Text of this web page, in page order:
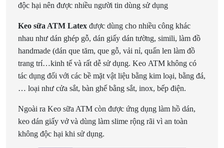
độc hại nên được nhiều người tin dùng sử dụng
Keo sữa ATM Latex được dùng cho nhiều công khác
nhau như dán ghép gỗ, dán giấy dán tường, simili, làm đồ
handmade (dán que tăm, que gỗ, vải nỉ, quấn len làm đồ
trang trí…kinh tế và rất dễ sử dụng. Keo ATM không có
tác dụng đối với các bề mặt vật liệu bằng kim loại, bằng đá,
… loại như cửa sắt, bàn ghế bằng sắt, inox, bếp điện.
Ngoài ra Keo sữa ATM còn được ứng dụng làm hồ dán,
keo dán giấy vở và dùng làm slime rộng rãi vì an toàn
không độc hại khi sử dụng.